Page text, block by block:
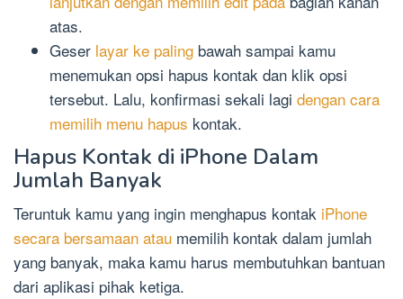
atas.
Geser layar ke paling bawah sampai kamu
menemukan opsi hapus kontak dan klik opsi
tersebut. Lalu, konfirmasi sekali lagi dengan cara
memilih menu hapus kontak.
Hapus Kontak di iPhone Dalam
Jumlah Banyak
Teruntuk kamu yang ingin menghapus kontak iPhone
secara bersamaan atau memilih kontak dalam jumlah
yang banyak, maka kamu harus membutuhkan bantuan
dari aplikasi pihak ketiga.